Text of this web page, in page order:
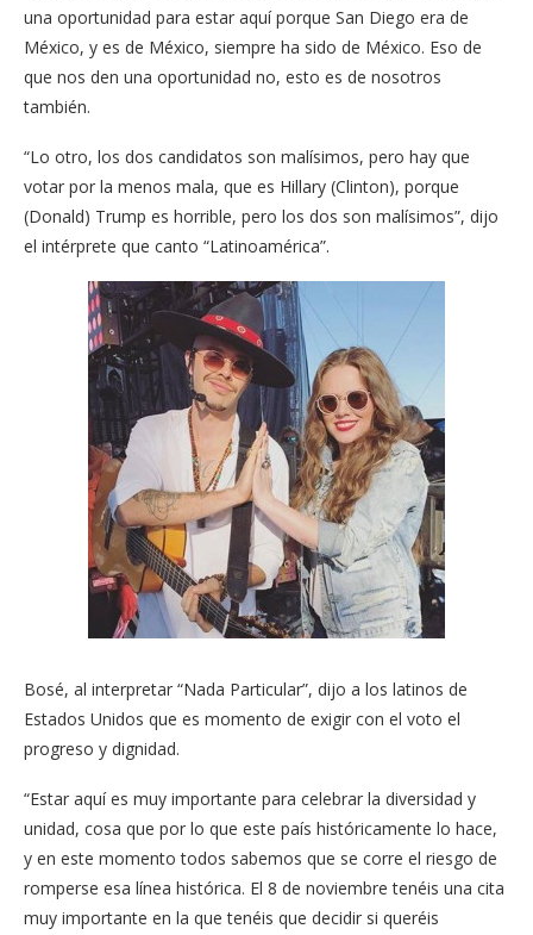
una oportunidad para estar aquí porque San Diego era de
México, y es de México, siempre ha sido de México. Eso de
que nos den una oportunidad no, esto es de nosotros
también.
“Lo otro, los dos candidatos son malísimos, pero hay que
votar por la menos mala, que es Hillary (Clinton), porque
(Donald) Trump es horrible, pero los dos son malísimos”, dijo
el intérprete que canto “Latinoamérica”.
Bosé, al interpretar “Nada Particular”, dijo a los latinos de
Estados Unidos que es momento de exigir con el voto el
progreso y dignidad.
“Estar aquí es muy importante para celebrar la diversidad y
unidad, cosa que por lo que este país históricamente lo hace,
y en este momento todos sabemos que se corre el riesgo de
romperse esa línea histórica. El 8 de noviembre tenéis una cita
muy importante en la que tenéis que decidir si queréis